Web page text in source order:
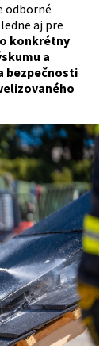
odborné
aj pre
konkrétny
a
bezpečnosti